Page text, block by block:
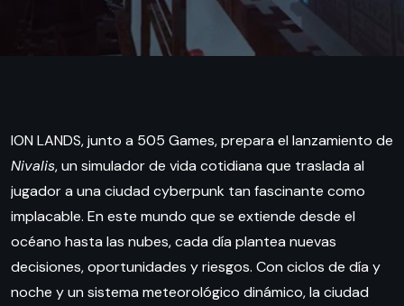
ION LANDS, junto a 505 Games, prepara el lanzamiento de
Nivalis, un simulador de vida cotidiana que traslada al
jugador a una ciudad cyberpunk tan fascinante como
implacable. En este mundo que se extiende desde el
océano hasta las nubes, cada día plantea nuevas
decisiones, oportunidades y riesgos. Con ciclos de día y
noche y un sistema meteorológico dinámico, la ciudad